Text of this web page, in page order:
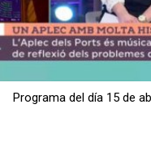
Programa del día 15 de